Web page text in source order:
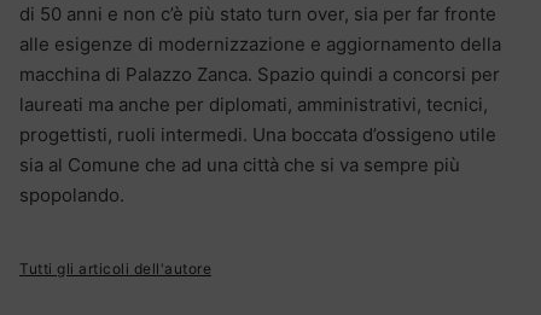
di 50 anni e non c’è più stato turn over, sia per far fronte
alle esigenze di modernizzazione e aggiornamento della
macchina di Palazzo Zanca. Spazio quindi a concorsi per
laureati ma anche per diplomati, amministrativi, tecnici,
progettisti, ruoli intermedi. Una boccata d’ossigeno utile
sia al Comune che ad una città che si va sempre più
spopolando.
Tutti gli articoli dell'autore